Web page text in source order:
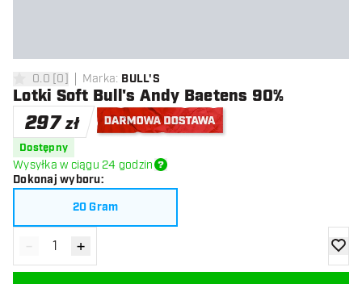
0 gwiazdki oceny
0.0 [0] Marka: BULL'S
Lotki Soft Bull's Andy Baetens 90%
297 zł
Dostępny
Wysyłka w ciągu 24 godzin
Dokonaj wyboru:
20 Gram
Zmniejsz ilość
- Zwiększ ilość
+